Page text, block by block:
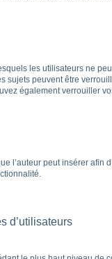
les utilisateurs ne
sujets peuvent être
également verrouiller
l’auteur peut insérer afin
d’utilisateurs